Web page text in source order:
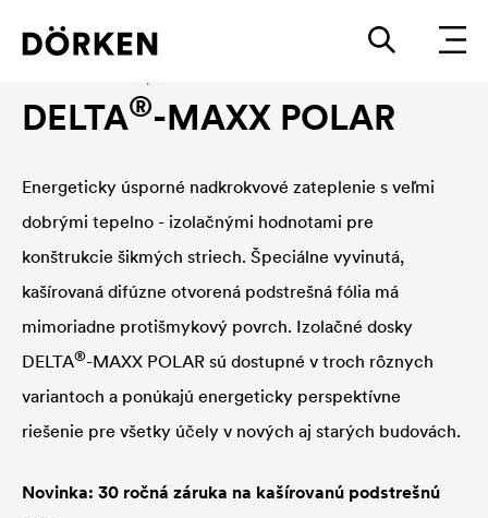
DELTA®-MAXX POLAR
Energeticky úsporné nadkrokvové zateplenie s veľmi
dobrými tepelno - izolačnými hodnotami pre
konštrukcie šikmých striech. Špeciálne vyvinutá,
kašírovaná difúzne otvorená podstrešná fólia má
mimoriadne protišmykový povrch. Izolačné dosky
DELTA®-MAXX POLAR sú dostupné v troch rôznych
variantoch a ponúkajú energeticky perspektívne
riešenie pre všetky účely v nových aj starých budovách.
Novinka: 30 ročná záruka na kašírovanú podstrešnú